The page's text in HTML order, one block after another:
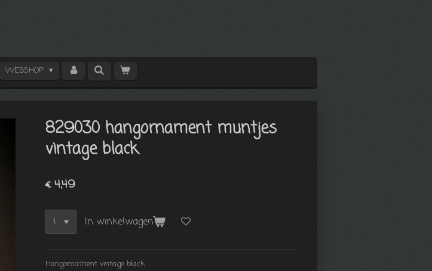
WEBSHOP
829030 hangornament muntjes
vintage black
€ 4,49
In winkelwagen
Hangornament vintage black